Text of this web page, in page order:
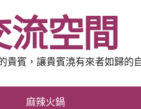
空間
賓，讓貴賓澆有來者如歸的
麻辣火鍋